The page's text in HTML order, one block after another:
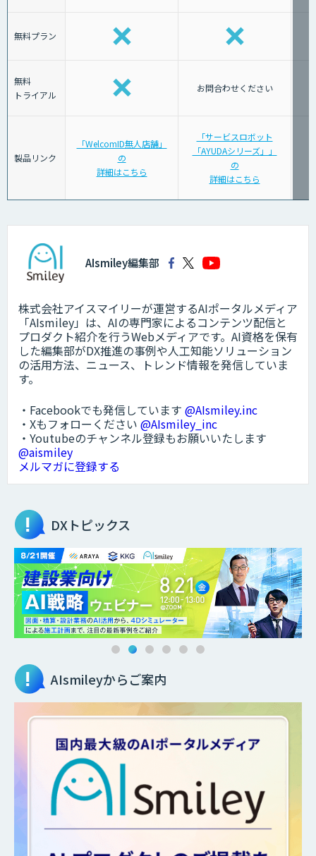
無料プラン
無料
トライアル
お問合わせください
製品リンク
「WelcomID無人店舗」
の
詳細はこちら
「サービスロボット
「AYUDAシリーズ」」
の
詳細はこちら
AIsmiley編集部
株式会社アイスマイリーが運営するAIポータルメディア
「AIsmiley」は、AIの専門家によるコンテンツ配信と
プロダクト紹介を行うWebメディアです。AI資格を保有
した編集部がDX推進の事例や人工知能ソリューション
の活用方法、ニュース、トレンド情報を発信していま
す。
・Facebookでも発信しています @AIsmiley.inc
・Xもフォローください @AIsmiley_inc
・Youtubeのチャンネル登録もお願いいたします
@aismiley
メルマガに登録する
DXトピックス
AIsmileyからご案内